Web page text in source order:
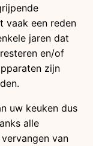
vaak een reden
jaren dat
en/of
zijn
uw keuken dus
alle
van